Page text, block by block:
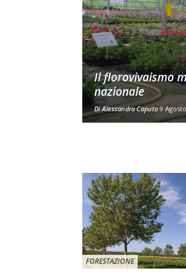
Il florovivaismo
nazionale
DiAlessandra Caputo 9
FORESTAZIONE